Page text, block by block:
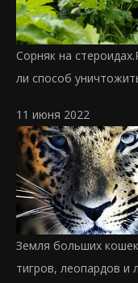
Сорняк на стероидах.
ли способ
11 июня 2022
Земля больших
тигров, леопардов и